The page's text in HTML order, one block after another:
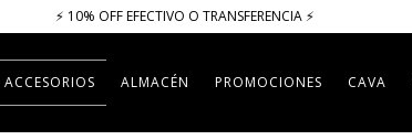
⚡​​​ 10% OFF EFECTIVO O TRANSFERENCIA ⚡​
ACCESORIOS ALMACÉN PROMOCIONES CAVA